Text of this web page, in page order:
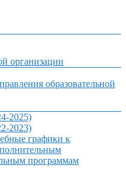
организации
образовательной
2025)
2023)
графики к
программам